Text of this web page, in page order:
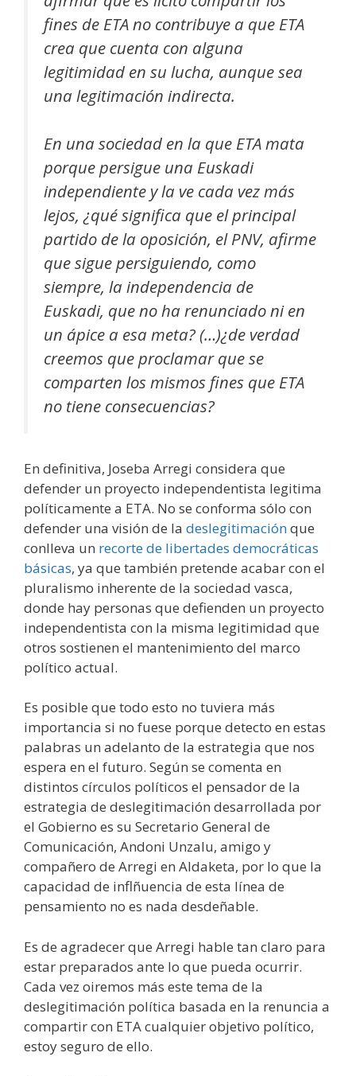
fines de ETA no contribuye a que ETA
crea que cuenta con alguna
legitimidad en su lucha, aunque sea
una legitimación indirecta.
En una sociedad en la que ETA mata
porque persigue una Euskadi
independiente y la ve cada vez más
lejos, ¿qué significa que el principal
partido de la oposición, el PNV, afirme
que sigue persiguiendo, como
siempre, la independencia de
Euskadi, que no ha renunciado ni en
un ápice a esa meta? (…)¿de verdad
creemos que proclamar que se
comparten los mismos fines que ETA
no tiene consecuencias?
En definitiva, Joseba Arregi considera que
defender un proyecto independentista legitima
políticamente a ETA. No se conforma sólo con
defender una visión de la deslegitimaciónque
conlleva un recorte de libertades democráticas
básicas, ya que también pretende acabar con el
pluralismo inherente de la sociedad vasca,
donde hay personas que defienden un proyecto
independentista con la misma legitimidad que
otros sostienen el mantenimiento del marco
político actual.
Es posible que todo esto no tuviera más
importancia si no fuese porque detecto en estas
palabras un adelanto de la estrategia que nos
espera en el futuro. Según se comenta en
distintos círculos políticos el pensador de la
estrategia de deslegitimación desarrollada por
el Gobierno es su Secretario General de
Comunicación, Andoni Unzalu, amigo y
compañero de Arregi en Aldaketa, por lo que la
capacidad de inflñuencia de esta línea de
pensamiento no es nada desdeñable.
Es de agradecer que Arregi hable tan claro para
estar preparados ante lo que pueda ocurrir.
Cada vez oiremos más este tema de la
deslegitimación política basada en la renuncia a
compartir con ETA cualquier objetivo político,
estoy seguro de ello.